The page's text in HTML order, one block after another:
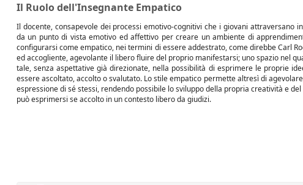
Il Ruolo dell'Insegnante Empatico
Il docente, consapevole dei processi emotivo-cognitivi che i giovani attraversano
da un punto di vista emotivo ed affettivo per creare un ambiente di
configurarsi come empatico, nei termini di essere addestrato, come direbbe Carl
ed accogliente, agevolante il libero fluire del proprio manifestarsi; uno spazio nel
tale, senza aspettative già direzionate, nella possibilità di esprimere le proprie
essere ascoltato, accolto o svalutato. Lo stile empatico permette altresì di
espressione di sé stessi, rendendo possibile lo sviluppo della propria creatività e
può esprimersi se accolto in un contesto libero da giudizi.